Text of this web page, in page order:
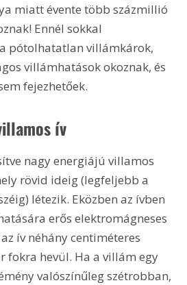
miatt évente több százmillió
Ennél sokkal
pótolhatatlan villámkárok,
villámhatások okoznak, és
fejezhetőek.
ív
nagy energiájú villamos
rövid ideig (legfeljebb a
létezik. Eközben az ívben
erős elektromágneses
ív néhány centiméteres
fokra hevül. Ha a villám egy
valószínűleg szétrobban,